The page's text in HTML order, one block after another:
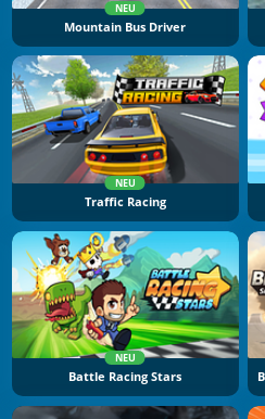
NEU
Mountain Bus Driver
NEU
Traffic Racing
NEU
Battle Racing Stars